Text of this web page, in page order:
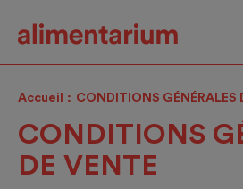
Suivez-
Accueil CONDITIONS GÉNÉRALES
CONDITIONS
DE VENTE